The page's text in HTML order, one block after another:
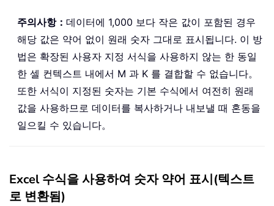
주의사항： 데이터에 1,000 보다 작은 값이 포함된 경우
해당 값은 약어 없이 원래 숫자 그대로 표시됩니다. 이 방
법은 확장된 사용자 지정 서식을 사용하지 않는 한 동일
한 셀 컨텍스트 내에서 M 과 K 를 결합할 수 없습니다。
또한 서식이 지정된 숫자는 기본 수식에서 여전히 원래
값을 사용하므로 데이터를 복사하거나 내보낼 때 혼동을
일으킬 수 있습니다。
Excel 수식을 사용하여 숫자 약어 표시(텍스트
로 변환됨)